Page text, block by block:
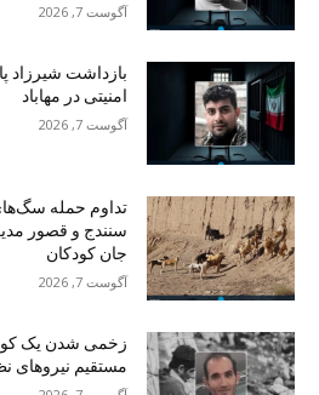
آگوست 7, 2026
بازداشت شیرزاد
امنیتی در مهاباد
آگوست 7, 2026
تداوم حمله
سنندج و قصور
جان کودکان
آگوست 7, 2026
زخمی شدن یک
مستقیم نیروهای